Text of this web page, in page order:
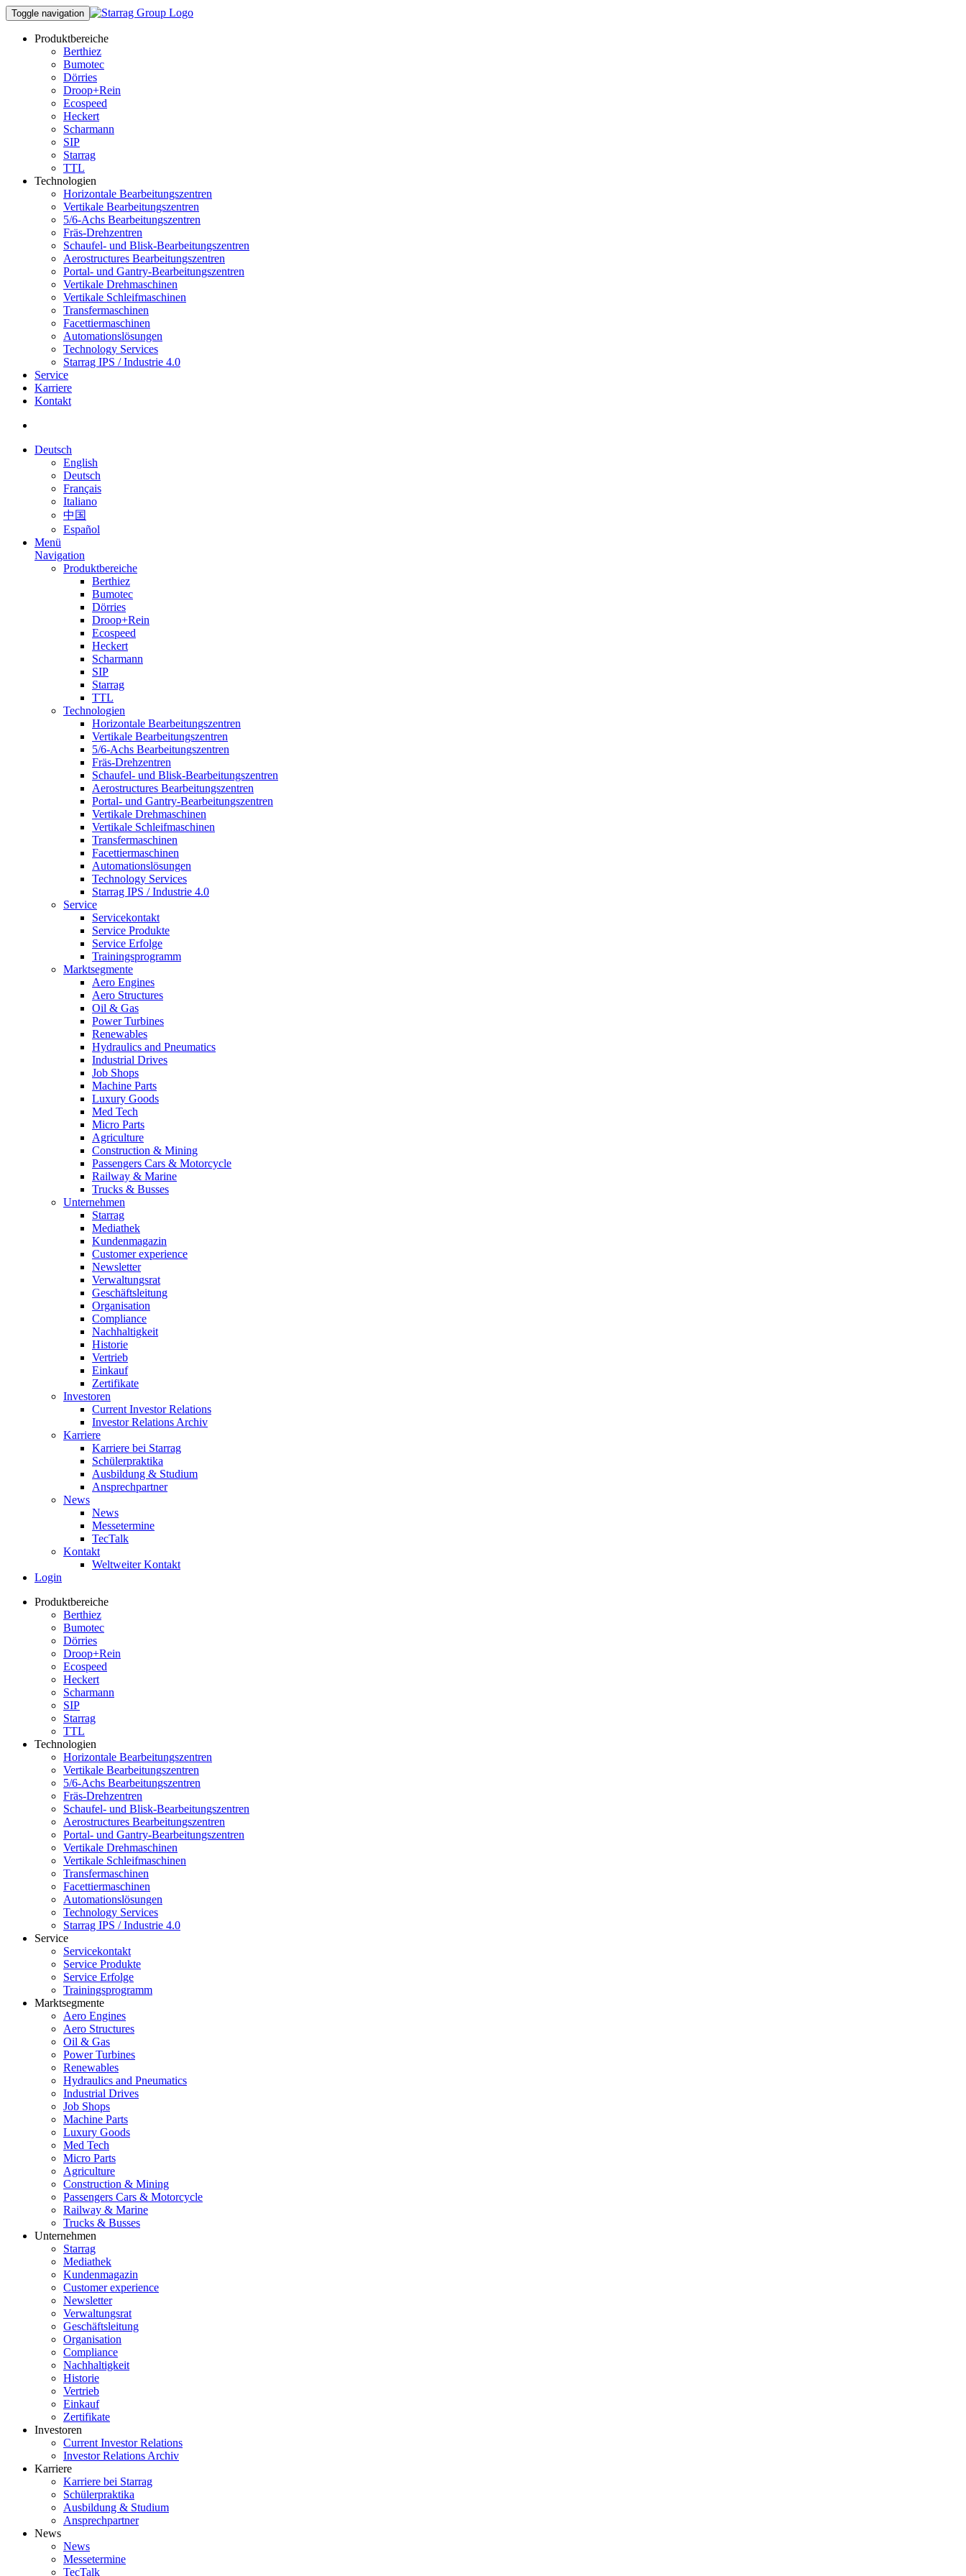
Toggle navigation
Produktbereiche
Berthiez
Bumotec
Dörries
Droop+Rein
Ecospeed
Heckert
Scharmann
SIP
Starrag
TTL
Technologien
Horizontale Bearbeitungszentren
Vertikale Bearbeitungszentren
5/6-Achs Bearbeitungszentren
Fräs-Drehzentren
Schaufel- und Blisk-Bearbeitungszentren
Aerostructures Bearbeitungszentren
Portal- und Gantry-Bearbeitungszentren
Vertikale Drehmaschinen
Vertikale Schleifmaschinen
Transfermaschinen
Facettiermaschinen
Automationslösungen
Technology Services
Starrag IPS / Industrie 4.0
Service
Karriere
Kontakt
Deutsch
English
Deutsch
Français
Italiano
中国
Español
Menü
Navigation
Produktbereiche
Berthiez
Bumotec
Dörries
Droop+Rein
Ecospeed
Heckert
Scharmann
SIP
Starrag
TTL
Technologien
Horizontale Bearbeitungszentren
Vertikale Bearbeitungszentren
5/6-Achs Bearbeitungszentren
Fräs-Drehzentren
Schaufel- und Blisk-Bearbeitungszentren
Aerostructures Bearbeitungszentren
Portal- und Gantry-Bearbeitungszentren
Vertikale Drehmaschinen
Vertikale Schleifmaschinen
Transfermaschinen
Facettiermaschinen
Automationslösungen
Technology Services
Starrag IPS / Industrie 4.0
Service
Servicekontakt
Service Produkte
Service Erfolge
Trainingsprogramm
Marktsegmente
Aero Engines
Aero Structures
Oil & Gas
Power Turbines
Renewables
Hydraulics and Pneumatics
Industrial Drives
Job Shops
Machine Parts
Luxury Goods
Med Tech
Micro Parts
Agriculture
Construction & Mining
Passengers Cars & Motorcycle
Railway & Marine
Trucks & Busses
Unternehmen
Starrag
Mediathek
Kundenmagazin
Customer experience
Newsletter
Verwaltungsrat
Geschäftsleitung
Organisation
Compliance
Nachhaltigkeit
Historie
Vertrieb
Einkauf
Zertifikate
Investoren
Current Investor Relations
Investor Relations Archiv
Karriere
Karriere bei Starrag
Schülerpraktika
Ausbildung & Studium
Ansprechpartner
News
News
Messetermine
TecTalk
Kontakt
Weltweiter Kontakt
Login
Produktbereiche
Berthiez
Bumotec
Dörries
Droop+Rein
Ecospeed
Heckert
Scharmann
SIP
Starrag
TTL
Technologien
Horizontale Bearbeitungszentren
Vertikale Bearbeitungszentren
5/6-Achs Bearbeitungszentren
Fräs-Drehzentren
Schaufel- und Blisk-Bearbeitungszentren
Aerostructures Bearbeitungszentren
Portal- und Gantry-Bearbeitungszentren
Vertikale Drehmaschinen
Vertikale Schleifmaschinen
Transfermaschinen
Facettiermaschinen
Automationslösungen
Technology Services
Starrag IPS / Industrie 4.0
Service
Servicekontakt
Service Produkte
Service Erfolge
Trainingsprogramm
Marktsegmente
Aero Engines
Aero Structures
Oil & Gas
Power Turbines
Renewables
Hydraulics and Pneumatics
Industrial Drives
Job Shops
Machine Parts
Luxury Goods
Med Tech
Micro Parts
Agriculture
Construction & Mining
Passengers Cars & Motorcycle
Railway & Marine
Trucks & Busses
Unternehmen
Starrag
Mediathek
Kundenmagazin
Customer experience
Newsletter
Verwaltungsrat
Geschäftsleitung
Organisation
Compliance
Nachhaltigkeit
Historie
Vertrieb
Einkauf
Zertifikate
Investoren
Current Investor Relations
Investor Relations Archiv
Karriere
Karriere bei Starrag
Schülerpraktika
Ausbildung & Studium
Ansprechpartner
News
News
Messetermine
TecTalk